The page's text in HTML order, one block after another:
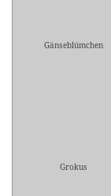
Gänseblümchen
Grokus